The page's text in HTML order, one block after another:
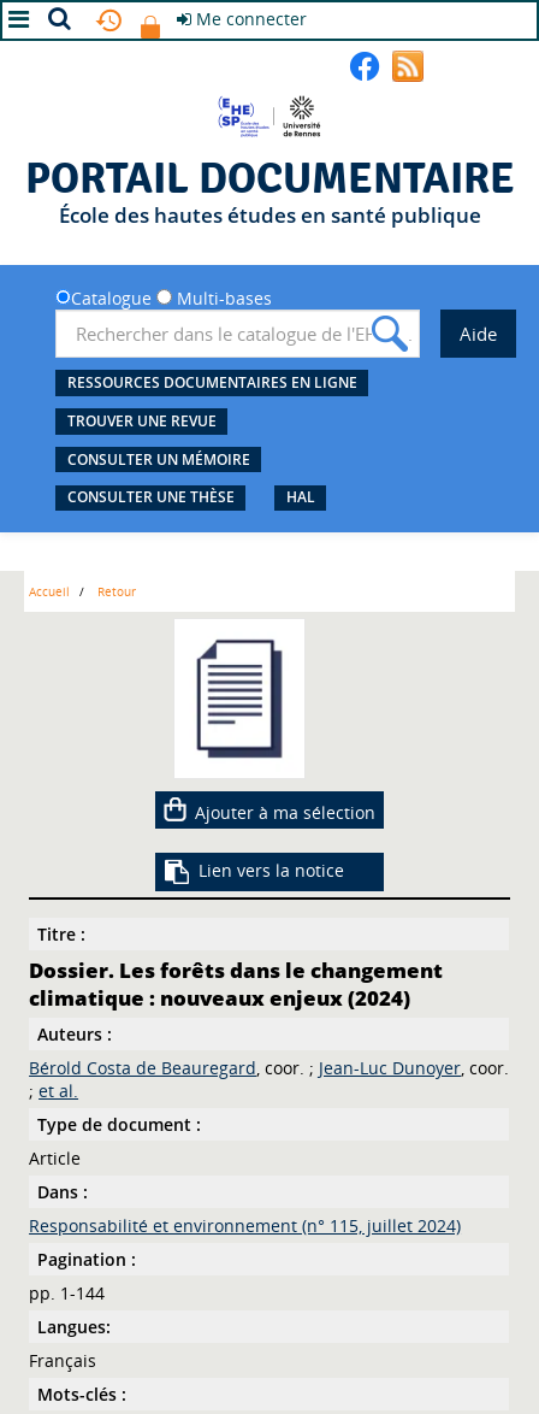
Me connecter
PORTAIL DOCUMENTAIRE
École des hautes études en santé publique
Catalogue Multi-bases
RESSOURCES DOCUMENTAIRES EN LIGNE
TROUVER UNE REVUE
CONSULTER UN MÉMOIRE
CONSULTER UNE THÈSE
HAL
Accueil Retour
Ajouter à ma sélection
Lien vers la notice
Titre :
Dossier. Les forêts dans le changement
climatique : nouveaux enjeux (2024)
Auteurs :
Bérold Costa de Beauregard
, coor. ; Jean-Luc Dunoyer, coor.
;et al.
Type de document :
Article
Dans :
Responsabilité et environnement (n° 115, juillet 2024)
Pagination :
pp. 1-144
Langues:
Français
Mots-clés :